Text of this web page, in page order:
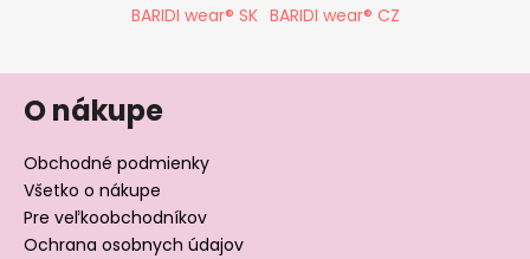
BARIDI wear® SK BARIDI wear® CZ
O nákupe
Obchodné podmienky
Všetko o nákupe
Pre veľkoobchodníkov
Ochrana osobnych údajov